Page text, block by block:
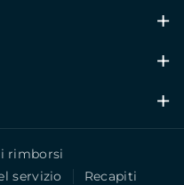
informado!
Iscriviti
rimborsi
servizio
Recapiti